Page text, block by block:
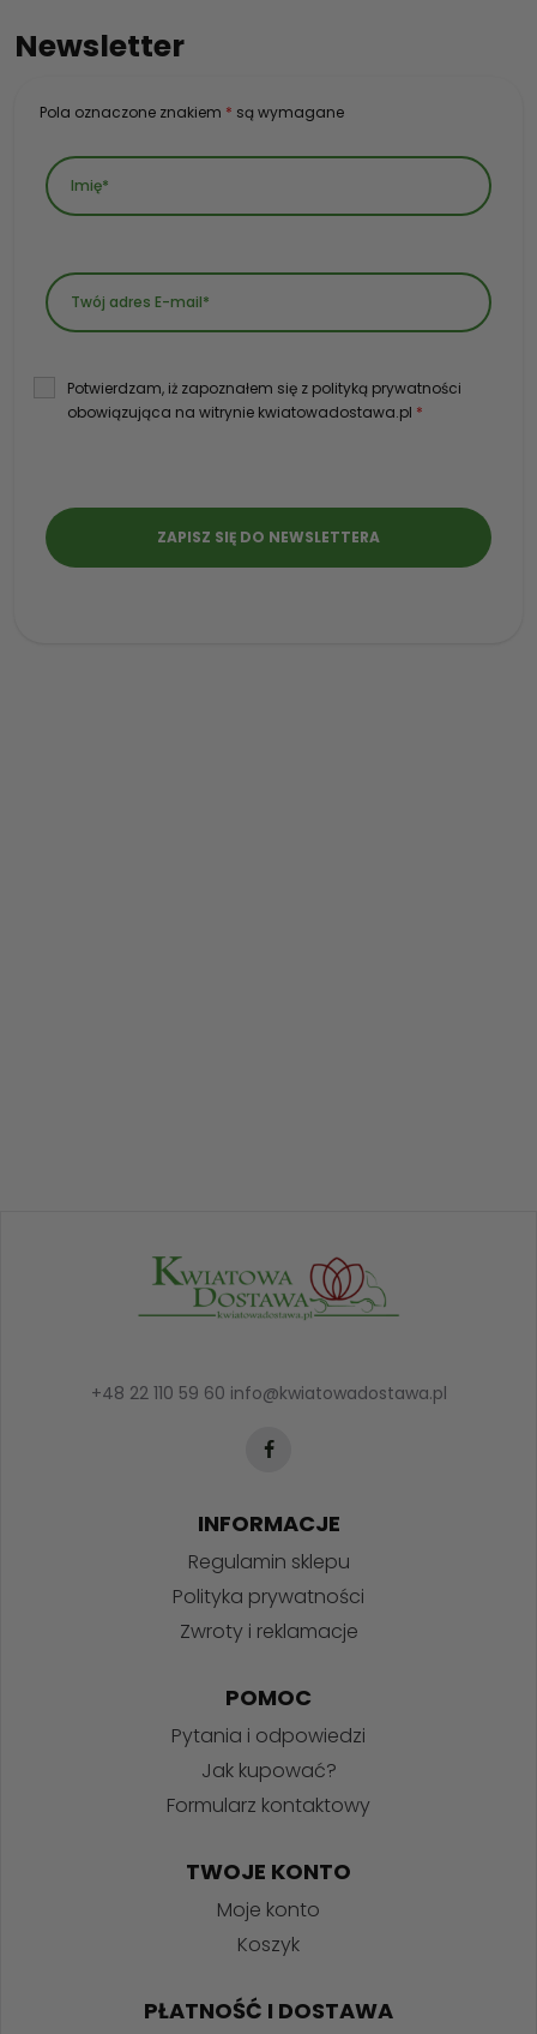
Newsletter
Pola oznaczone znakiem * są wymagane
Potwierdzam, iż zapoznałem się z polityką prywatności
obowiązująca na witrynie kwiatowadostawa.pl *
+48 22 110 59 60 info@kwiatowadostawa.pl
INFORMACJE
Regulamin sklepu
Polityka prywatności
Zwroty i reklamacje
POMOC
Pytania i odpowiedzi
Jak kupować?
Formularz kontaktowy
TWOJE KONTO
Moje konto
Koszyk
PŁATNOŚĆ I DOSTAWA